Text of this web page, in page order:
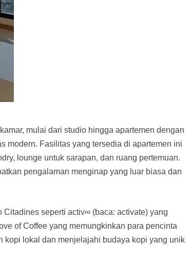
mulai dari studio hingga apartemen dengan
modern. Fasilitas yang tersedia di apartemen ini
lounge untuk sarapan, dan ruang pertemuan.
pengalaman menginap yang luar biasa dan
seperti activ∞ (baca: activate) yang
of Coffee yang memungkinkan para pencinta
kopi lokal dan menjelajahi budaya kopi yang unik